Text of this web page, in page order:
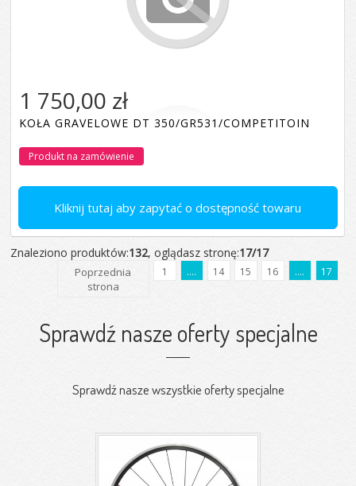
Kliknij tutaj aby zapytać o dostępność towaru
1 750,00 zł
KOŁA GRAVELOWE DT 350/GR531/COMPETITOIN
Produkt na zamówienie
Znaleziono produktów:132, oglądasz stronę:17/17
Poprzednia
strona
1 .... 14 15 16 .... 17
Sprawdź nasze oferty specjalne
Sprawdź nasze wszystkie oferty specjalne